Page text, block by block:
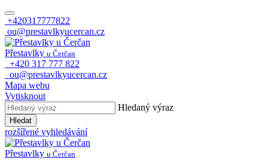
+420317777822
ou@prestavlkyucercan.cz
Přestavlky u Čerčan
+420 317 777 822
ou@prestavlkyucercan.cz
Mapa webu
Vytisknout
Hledaný výraz
Hledat
rozšířené vyhledávání
Přestavlky u Čerčan